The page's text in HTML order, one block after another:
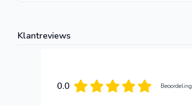
Klantreviews
0.0 Beoordeling